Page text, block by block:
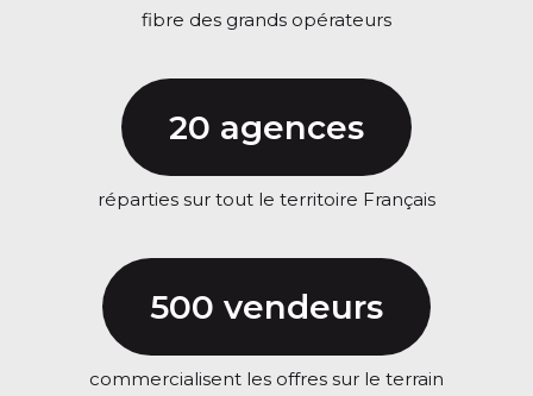
fibre des grands opérateurs
20 agences
réparties sur tout le territoire Français
500 vendeurs
commercialisent les offres sur le terrain